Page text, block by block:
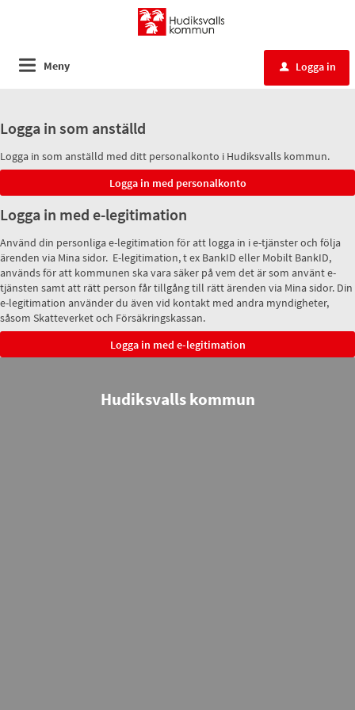
Meny u Logga in
Logga in som anställd
Logga in som anställd med ditt personalkonto i Hudiksvalls kommun.
Logga in med e-legitimation
Använd din personliga e-legitimation för att logga in i e-tjänster och följa
ärenden via Mina sidor. E-legitimation, t ex BankID eller Mobilt BankID,
används för att kommunen ska vara säker på vem det är som använt e-
tjänsten samt att rätt person får tillgång till rätt ärenden via Mina sidor. Din
e-legitimation använder du även vid kontakt med andra myndigheter,
såsom Skatteverket och Försäkringskassan.
Hudiksvalls kommun